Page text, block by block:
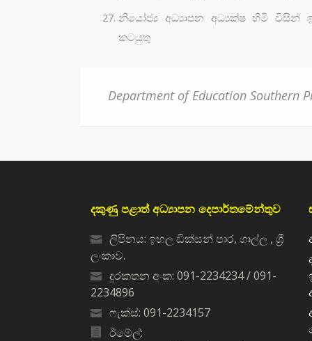
නියෝජ්‍ය අධ්‍යාපන අධ්‍යක්ෂ හිමි විසින්
කටයුතු
Department of Education Southern
දකුණු පළාත් අධ්‍යාපන දෙපාර්තමේන්තුව
ලිපිනය: ඉහල ඩික්සන් පාර, ගාල්ල , ශ්‍රී
ලංකාව.
දුරකතන අංක: 091-2234234 / 091-
2234896
ෆැක්ස්: 091-2234157
ඊමේල්: